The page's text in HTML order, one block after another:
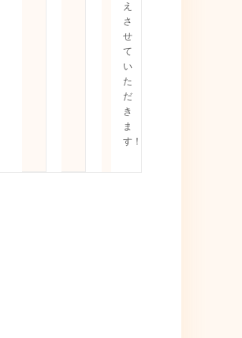
え
さ
せ
て
い
た
だ
き
ま
す！